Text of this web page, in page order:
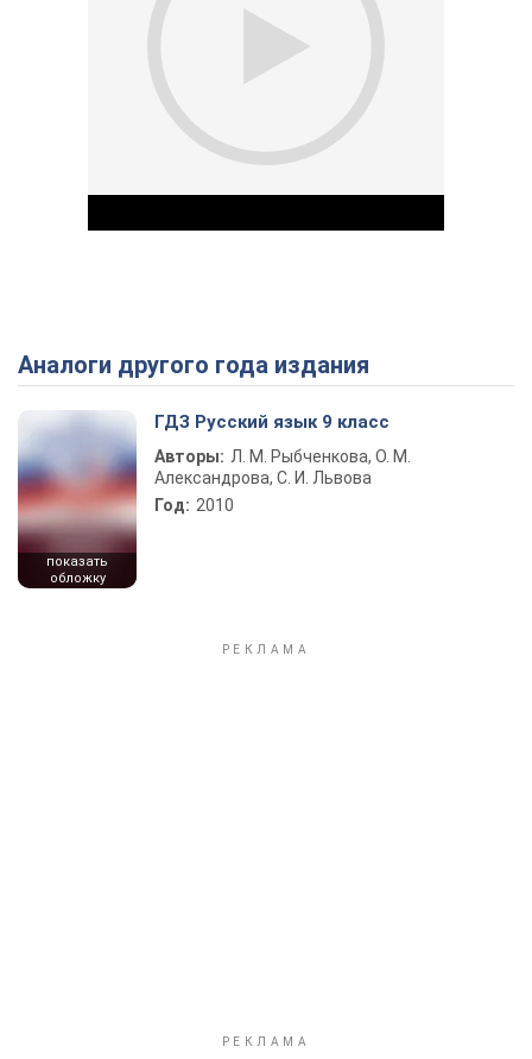
Play Video
Аналоги другого года издания
показать
обложку
ГДЗ Русский язык 9 класс
Авторы: Л. М. Рыбченкова, О. М.
Александрова, С. И. Львова
Год: 2010